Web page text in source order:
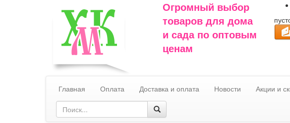
Огромный выбор
товаров для дома
и сада по оптовым
ценам
Главная Оплата Доставка и оплата Новости Акции и